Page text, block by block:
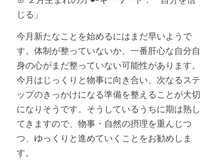
じる」
今月新たなことを始めるにはまだ早いようで
す。体制が整っていないか、一番肝心な自分自
身の心がまだ整っていない可能性があります。
今月はじっくりと物事に向き合い、次なるステ
ップのきっかけになる準備を整えることが大切
になりそうです。そうしているうちに期は熟し
てきますので、物事・自然の摂理を重んじつ
つ、ゆっくりと進めていくことをお勧めしま
す。